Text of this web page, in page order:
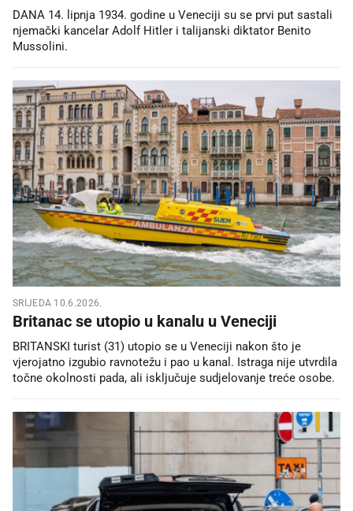
DANA 14. lipnja 1934. godine u Veneciji su se prvi put sastali
njemački kancelar Adolf Hitler i talijanski diktator Benito
Mussolini.
SRIJEDA 10.6.2026.
Britanac se utopio u kanalu u Veneciji
BRITANSKI turist (31) utopio se u Veneciji nakon što je
vjerojatno izgubio ravnotežu i pao u kanal. Istraga nije utvrdila
točne okolnosti pada, ali isključuje sudjelovanje treće osobe.